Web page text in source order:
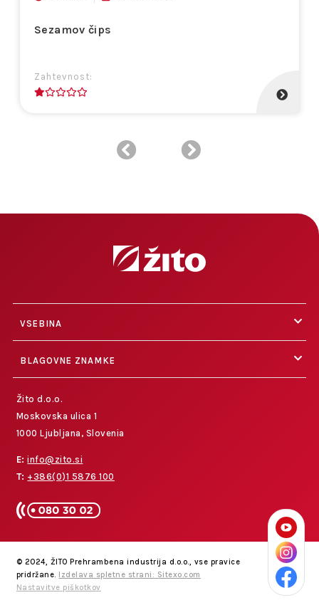
Sezamov čips
Zahtevnost:
VSEBINA
BLAGOVNE ZNAMKE
Žito d.o.o.
Moskovska ulica 1
1000 Ljubljana, Slovenia
E: info@zito.si
T: +386(0)1 5876 100
© 2024, ŽITO Prehrambena industrija d.o.o., vse pravice
pridržane. Izdelava spletne strani: Sitexo.com
Nastavitve piškotkov